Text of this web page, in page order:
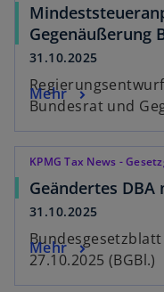
Gegenäußerung
31.10.2025
Bundesrat und
Mehr
KPMG Tax News -
Geändertes
31.10.2025
27.10.2025 (BGBl.)
Mehr